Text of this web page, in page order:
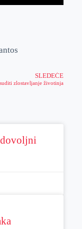
SLEDEĆE
zlostavljanje životinja